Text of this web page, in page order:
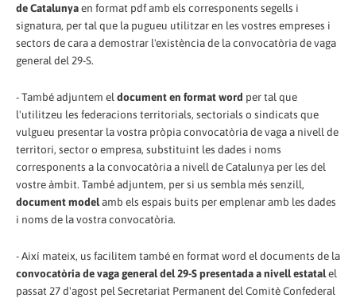
de Catalunyaen format pdf amb els corresponents segells i
signatura, per tal que la pugueu utilitzar en les vostres empreses i
sectors de cara a demostrar l'existència de la convocatòria de vaga
general del 29-S.
- També adjuntem el document en format word per tal que
l'utilitzeu les federacions territorials, sectorials o sindicats que
vulgueu presentar la vostra pròpia convocatòria de vaga a nivell de
territori, sector o empresa, substituint les dades i noms
corresponents a la convocatòria a nivell de Catalunya per les del
vostre àmbit. També adjuntem, per si us sembla més senzill,
document modelamb els espais buits per emplenar amb les dades
i noms de la vostra convocatòria.
- Així mateix, us facilitem també en format word el documents de la
convocatòria de vaga general del 29-S presentada a nivell estatalel
passat 27 d'agost pel Secretariat Permanent del Comitè Confederal